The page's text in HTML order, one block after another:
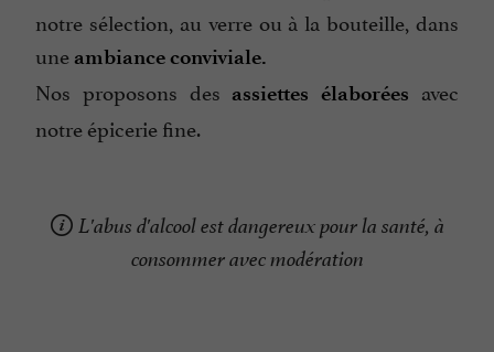
notre sélection, au verre ou à la bouteille, dans
une ambiance conviviale.
Nos proposons des assiettes élaborées avec
notre épicerie fine.
L'abus d'alcool est dangereux pour la santé, à
consommer avec modération